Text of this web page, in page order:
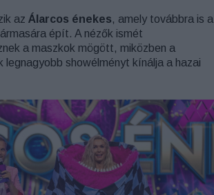
az Álarcos énekes, amely továbbra is a
épít. A nézők ismét
a maszkok mögött, miközben a
legnagyobb showélményt kínálja a hazai